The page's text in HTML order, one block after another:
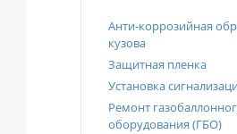
Анти-коррозийная
кузова
Защитная пленка
Установка
Ремонт
оборудования (ГБО)